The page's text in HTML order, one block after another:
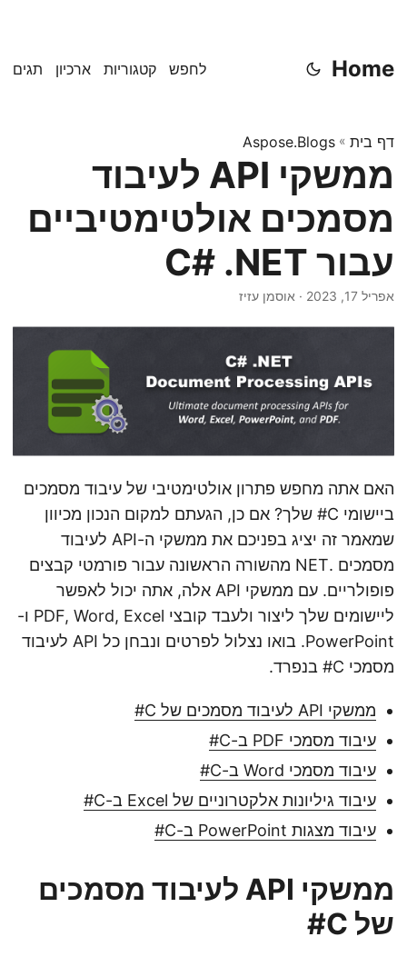
Home לחפש קטגוריות ארכיון תגים
דף בית »
Aspose.Blogs
ממשקי API לעיבוד
מסמכים אולטימטיביים
עבור C# .NET
אפריל 17, 2023 · אוסמן עזיז
האם אתה מחפש פתרון אולטימטיבי של עיבוד מסמכים
ביישומי C# שלך? אם כן, הגעתם למקום הנכון מכיוון
שמאמר זה יציג בפניכם את ממשקי ה-API לעיבוד
מסמכים .NET מהשורה הראשונה עבור פורמטי קבצים
פופולריים. עם ממשקי API אלה, אתה יכול לאפשר
ליישומים שלך ליצור ולעבד קובצי PDF, Word, Excel ו-
PowerPoint. בואו נצלול לפרטים ונבחן כל API לעיבוד
מסמכי C# בנפרד.
ממשקי API לעיבוד מסמכים של C#
עיבוד מסמכי PDF ב-C#
עיבוד מסמכי Word ב-C#
עיבוד גיליונות אלקטרוניים של Excel ב-C#
עיבוד מצגות PowerPoint ב-C#
ממשקי API לעיבוד מסמכים
של C#